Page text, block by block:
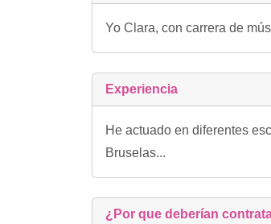
Yo Clara, con carrera de
Experiencia
He actuado en diferentes
Bruselas...
¿Por que deberían